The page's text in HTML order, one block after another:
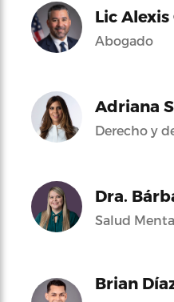
Lic
Abogado
Adriana
Derecho y
Dra.
Salud
Brian